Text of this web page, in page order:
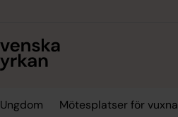
Ungdom Mötesplatser för vuxna